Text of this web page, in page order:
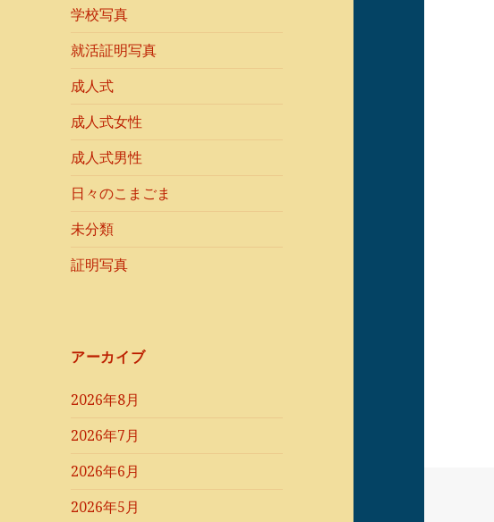
学校写真
就活証明写真
成人式
成人式女性
成人式男性
日々のこまごま
未分類
証明写真
アーカイブ
2026年8月
2026年7月
2026年6月
2026年5月